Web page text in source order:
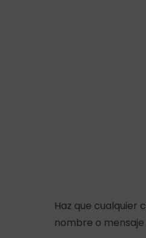
Haz que cualquier
nombre o mensaje